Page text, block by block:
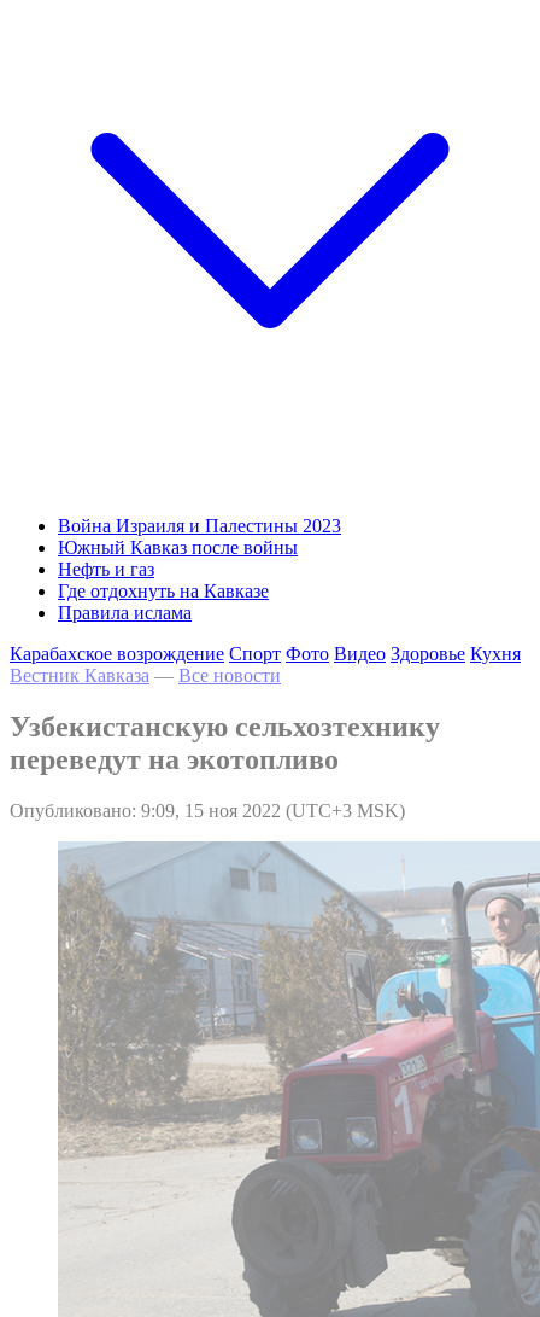
Война Израиля и Палестины 2023
Южный Кавказ после войны
Нефть и газ
Где отдохнуть на Кавказе
Правила ислама
Карабахское возрождение Спорт Фото Видео Здоровье Кухня
Вестник Кавказа — Все новости
Узбекистанскую сельхозтехнику
переведут на экотопливо
Опубликовано: 9:09, 15 ноя 2022 (UTC+3 MSK)